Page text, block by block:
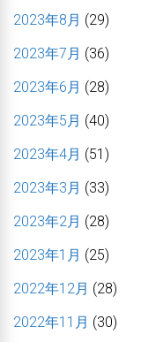
2023年8月 (29)
2023年7月 (36)
2023年6月 (28)
2023年5月 (40)
2023年4月 (51)
2023年3月 (33)
2023年2月 (28)
2023年1月 (25)
2022年12月 (28)
2022年11月 (30)